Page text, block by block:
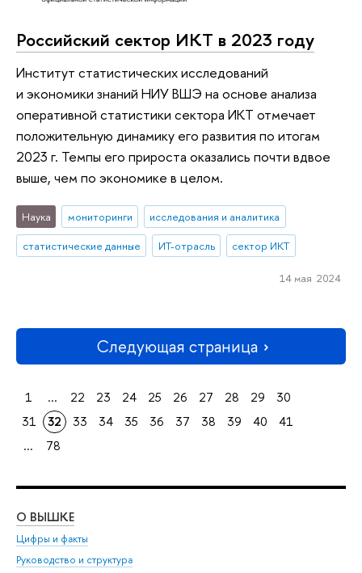
Российский сектор ИКТ в 2023 году
Институт статистических исследований
и экономики знаний НИУ ВШЭ на основе анализа
оперативной статистики сектора ИКТ отмечает
положительную динамику его развития по итогам
2023 г. Темпы его прироста оказались почти вдвое
выше, чем по экономике в целом.
Наука мониторинги
исследования и аналитика
статистические данные
ИТ-отрасль сектор ИКТ
14 мая 2024
Следующая страница
1 ... 22 23 24 25 26 27 28 29
30
31
32 33 34 35 36 37 38 39 40
41
...
78
О ВЫШКЕ
Цифры и факты
Руководство и структура